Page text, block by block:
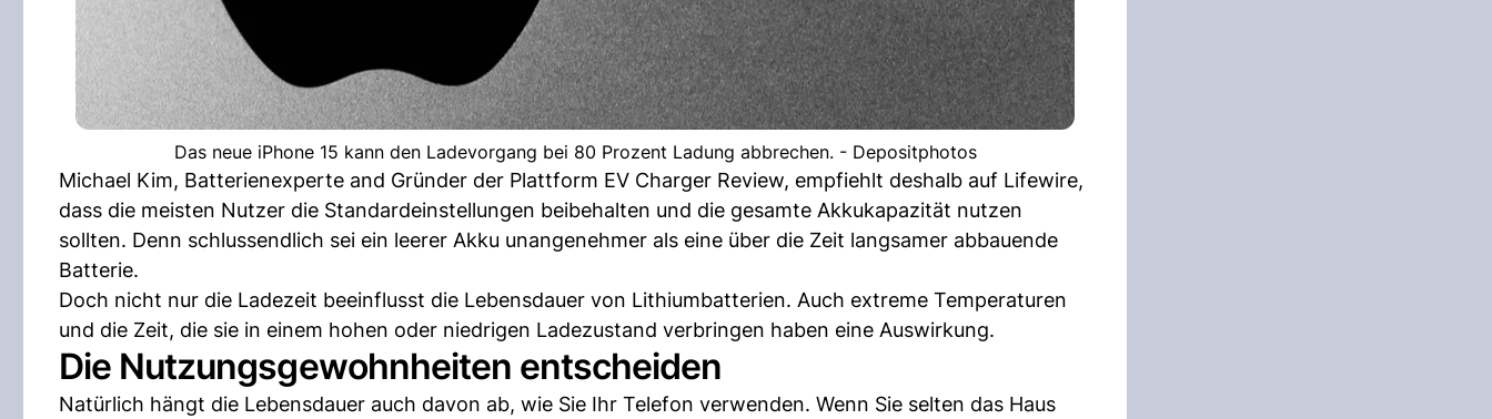
Das neue iPhone 15 kann den Ladevorgang bei 80 Prozent Ladung abbrechen. - Depositphotos
Michael Kim, Batterienexperte and Gründer der Plattform EV Charger Review, empfiehlt deshalb auf Lifewire,
dass die meisten Nutzer die Standardeinstellungen beibehalten und die gesamte Akkukapazität nutzen
sollten. Denn schlussendlich sei ein leerer Akku unangenehmer als eine über die Zeit langsamer abbauende
Batterie.
Doch nicht nur die Ladezeit beeinflusst die Lebensdauer von Lithiumbatterien. Auch extreme Temperaturen
und die Zeit, die sie in einem hohen oder niedrigen Ladezustand verbringen haben eine Auswirkung.
Die Nutzungsgewohnheiten entscheiden
Natürlich hängt die Lebensdauer auch davon ab, wie Sie Ihr Telefon verwenden. Wenn Sie selten das Haus